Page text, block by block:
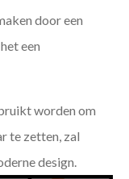
door een
een
worden om
te zetten, zal
design.